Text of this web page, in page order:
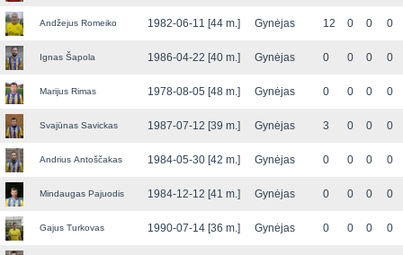
Andžejus Romeiko 1982-06-11 [44 m.] Gynėjas 12 0 0 0
Ignas Šapola 1986-04-22 [40 m.] Gynėjas 0 0 0 0
Marijus Rimas 1978-08-05 [48 m.] Gynėjas 0 0 0 0
Svajūnas Savickas 1987-07-12 [39 m.] Gynėjas 3 0 0 0
Andrius Antoščakas 1984-05-30 [42 m.] Gynėjas 0 0 0 0
Mindaugas Pajuodis 1984-12-12 [41 m.] Gynėjas 0 0 0 0
Gajus Turkovas 1990-07-14 [36 m.] Gynėjas 0 0 0 0